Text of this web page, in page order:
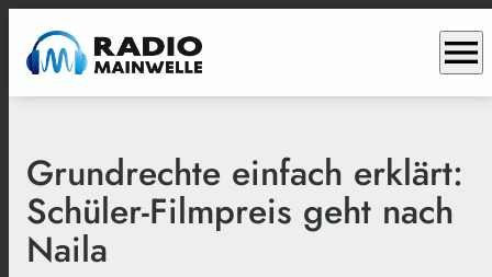
menu
Grundrechte einfach erklärt:
Schüler-Filmpreis geht nach
Naila